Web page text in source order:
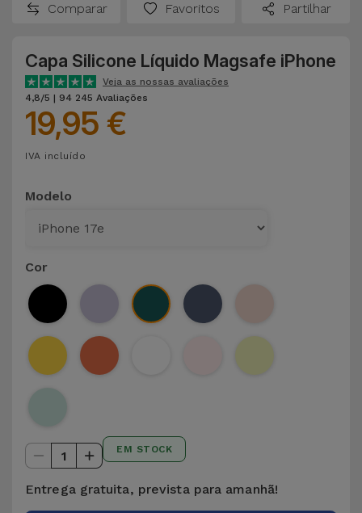
Comparar Favoritos Partilhar
Capa Silicone Líquido Magsafe iPhone
Veja as nossas avaliações
4,8/5 | 94 245 Avaliações
19,95 €
IVA incluído
Modelo
Cor
1 EM STOCK
Entrega gratuita, prevista para amanhã!